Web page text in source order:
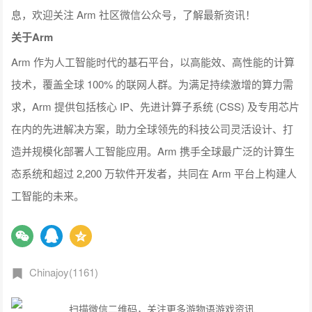
息，欢迎关注 Arm 社区微信公众号，了解最新资讯！
关于Arm
Arm 作为人工智能时代的基石平台，以高能效、高性能的计算
技术，覆盖全球 100% 的联网人群。为满足持续激增的算力需
求，Arm 提供包括核心 IP、先进计算子系统 (CSS) 及专用芯片
在内的先进解决方案，助力全球领先的科技公司灵活设计、打
造并规模化部署人工智能应用。Arm 携手全球最广泛的计算生
态系统和超过 2,200 万软件开发者，共同在 Arm 平台上构建人
工智能的未来。
Chinajoy(1161)